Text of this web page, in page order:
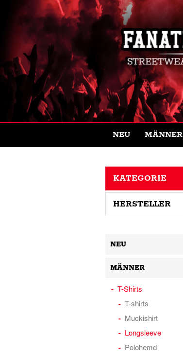
NEU MÄNNER
KATEGORIE
HERSTELLER
NEU
MÄNNER
T-Shirts
T-shirts
Muckishirt
Longsleeve
Polohemd